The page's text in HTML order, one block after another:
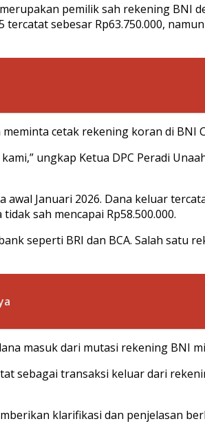
pemilik sah rekening BNI
sebesar Rp63.750.000,
cetak rekening koran di BNI
ungkap Ketua DPC Peradi
Januari 2026. Dana keluar
sah mencapai Rp58.500.000.
seperti BRI dan BCA. Salah satu
masuk dari mutasi rekening BNI
sebagai transaksi keluar dari
klarifikasi dan penjelasan